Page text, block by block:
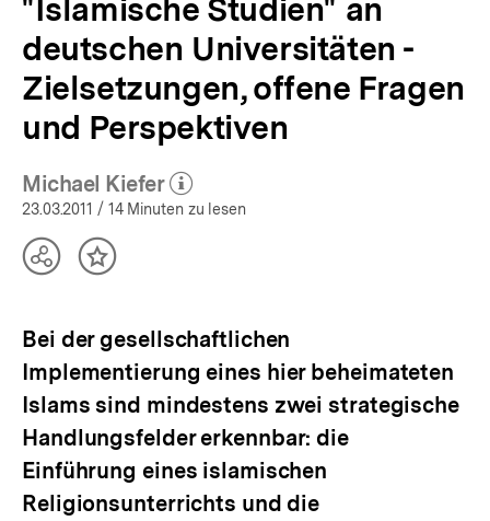
"Islamische Studien" an
deutschen Universitäten -
Zielsetzungen, offene Fragen
und Perspektiven
Michael Kiefer
(Mehr zum Autor)
öffnen
23.03.2011 / 14 Minuten zu lesen
TeilenInhalt
Bei der gesellschaftlichen
Implementierung eines hier beheimateten
Islams sind mindestens zwei strategische
Handlungsfelder erkennbar: die
Einführung eines islamischen
Religionsunterrichts und die